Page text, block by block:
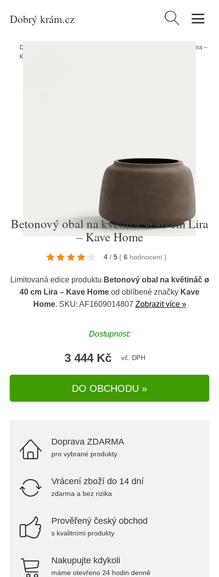
Dobrý krám.cz Vyhledávání
Domů
Betonový obal na květináč ø 40 cm Lira –
Kave Home
Betonový obal na květináč ø 40 cm Lira
– Kave Home
4 / 5 ( 6 hodnocení )
Limitovaná edice produktu Betonový obal na květináč ø
40 cm Lira – Kave Home od oblíbené značky Kave
Home. SKU: AF1609014807 Zobrazit více »
Dostupnost:
3 444 Kč vč. DPH
DO OBCHODU »
Doprava ZDARMA
pro vybrané produkty
Vrácení zboží do 14 dní
zdarma a bez rizika
Prověřený český obchod
s kvalitními produkty
Nakupujte kdykoli
máme otevřeno 24 hodin denně